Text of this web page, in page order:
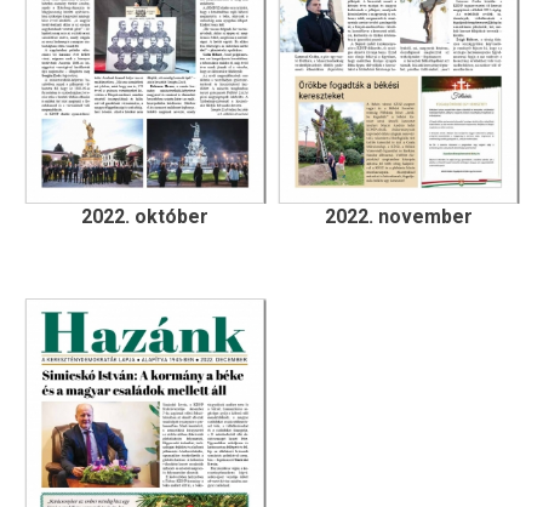
2022. október 2022. november